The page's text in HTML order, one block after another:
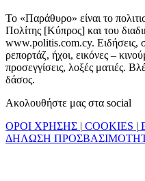
Το «Παράθυρο» είναι το
Πολίτης [Κύπρος] και του
www.politis.com.cy. Ειδήσεις,
ρεπορτάζ, ήχοι, εικόνες –
προσεγγίσεις, λοξές ματιές.
δάσος.
Ακολουθήστε μας στα social
ΟΡΟΙ ΧΡΗΣΗΣ | COOKIES |
ΔΗΛΩΣΗ